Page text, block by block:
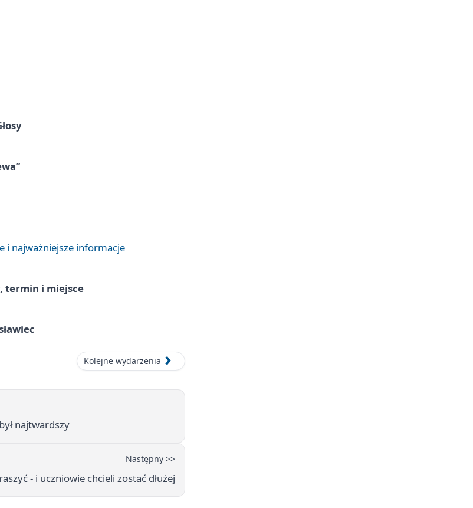
i najważniejsze informacje
termin i miejsce
Kolejne wydarzenia
najtwardszy
Następny >>
- i uczniowie chcieli zostać dłużej